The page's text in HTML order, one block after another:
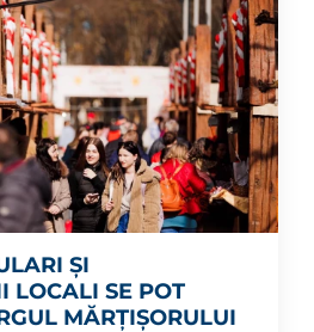
ȘI
LOCALI SE POT
MĂRȚIȘORULUI